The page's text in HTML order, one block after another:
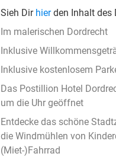
Sieh Dir hierden Inhalt des
Im malerischen Dordrecht
Inklusive
Inklusive kostenlosem
Das Postillion Hotel
um die Uhr geöffnet
Entdecke das schöne
die Windmühlen von
(Miet-)Fahrrad